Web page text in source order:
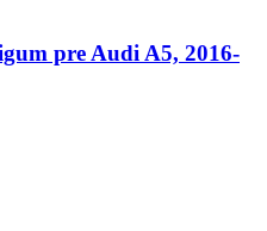
pre Audi A5, 2016-